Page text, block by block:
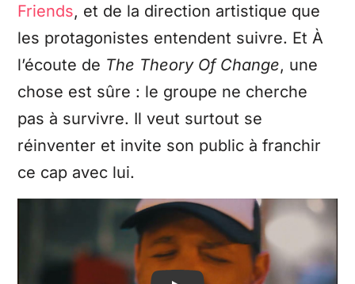
Friends, et de la direction artistique que
les protagonistes entendent suivre. Et À
l’écoute de The Theory Of Change, une
chose est sûre : le groupe ne cherche
pas à survivre. Il veut surtout se
réinventer et invite son public à franchir
ce cap avec lui.